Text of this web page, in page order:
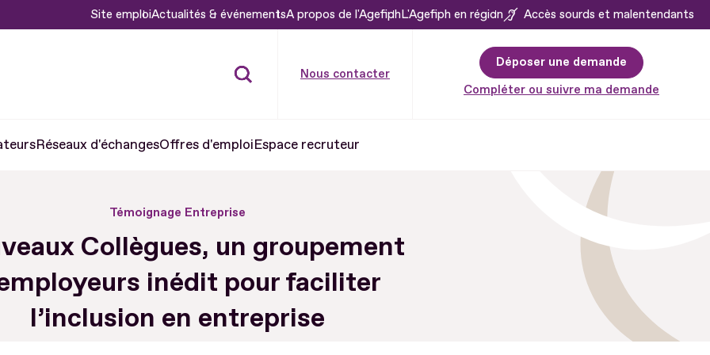
Site emploiActualités & événementsA propos de l'AgefiphL'Agefiph en région Accès sourds et malentendants
Nous contacter
Déposer une demande
Compléter ou suivre ma demande
Réseaux d'échangesOffres d'emploiEspace recruteur
Témoignage Entreprise
Collègues, un groupement
inédit pour faciliter
l’inclusion en entreprise